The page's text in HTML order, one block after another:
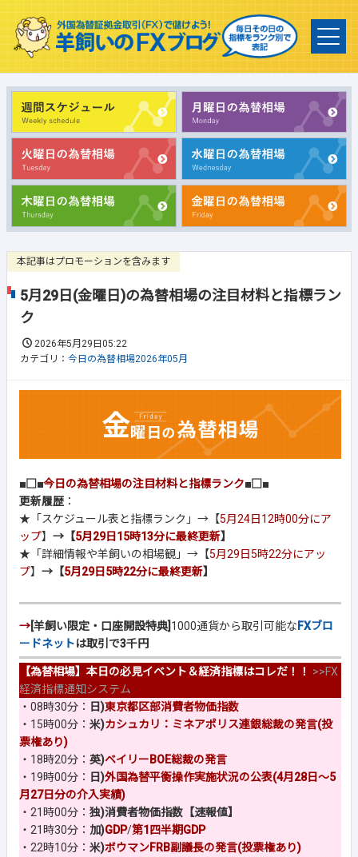
本記事はプロモーションを含みます
5月29日(金曜日)の為替相場の注目材料と指標ラン
ク
2026年5月29日05:22
カテゴリ： 今日の為替相場2026年05月
■□■今日の為替相場の注目材料と指標ランク■□■
更新履歴 ：
★「スケジュール表と指標ランク」→【5月24日12時00分にア
ップ】 →【5月29日15時13分に最終更新】
★「詳細情報や羊飼いの相場観」→【5月29日5時22分にアッ
プ】 →【5月29日5時22分に最終更新】
→[羊飼い限定・口座開設特典] 1000通貨から取引可能な FXブロ
ードネットは取引で3千円
【為替相場】本日の必見イベント＆経済指標はコレだ！！ >>FX
経済指標通知システム
・08時30分：
日)東京都区部消費者物価指数
・15時00分： 米)カシュカリ：ミネアポリス連銀総裁の発言(投
票権あり)
・18時20分： 英)ベイリーBOE総裁の発言
・19時00分：
日)外国為替平衡操作実施状況の公表(4月28日～5
月27日分の介入実績)
・21時00分： 独)消費者物価指数【速報値】
・21時30分： 加)GDP/第1四半期GDP
・22時10分： 米)ボウマンFRB副議長の発言(投票権あり)